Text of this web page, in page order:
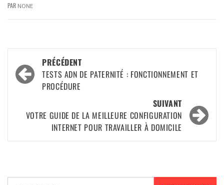
PAR NONE
PRÉCÉDENT
TESTS ADN DE PATERNITÉ : FONCTIONNEMENT ET
PROCÉDURE
SUIVANT
VOTRE GUIDE DE LA MEILLEURE CONFIGURATION
INTERNET POUR TRAVAILLER À DOMICILE